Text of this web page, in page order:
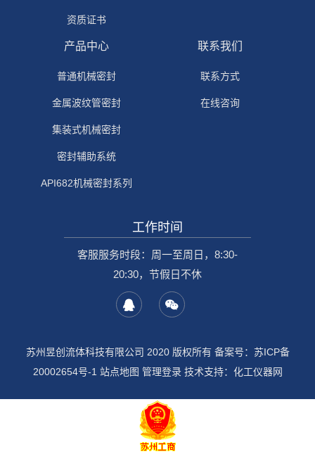
资质证书
产品中心
普通机械密封
金属波纹管密封
集装式机械密封
密封辅助系统
API682机械密封系列
联系我们
联系方式
在线咨询
工作时间
客服服务时段：周一至周日，8:30-
20:30，节假日不休
苏州昱创流体科技有限公司 2020 版权所有 备案号： 苏ICP备
20002654号-1 站点地图 管理登录技术支持： 化工仪器网